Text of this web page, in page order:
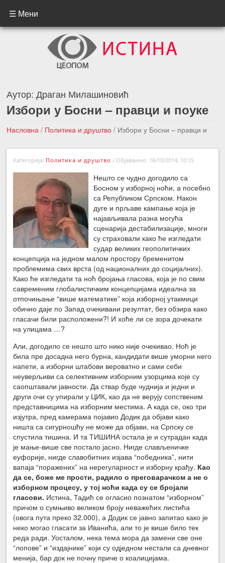
☰ Мени
Аутор:Драган Милашиновић
Избори у Босни – правци и поуке
Насловна / Политика и друштво / Избори у Босни – правци и
поуке
←Претходна вест
Следећа вест →
Категорија: Политика и друштво / Објављено: 16/10/2014, 10:15
Нешто се чудно догодило са
Босном у изборној ноћи, а посебно
са Републиком Српском. Након
дуге и прљаве кампање која је
најављивала разна могућа
сценарија дестабилизације, многи
су страховали како ће изгледати
судар великих геополитичких
концепција на једном малом простору бременитом
проблемима свих врста (од националних до социјалних).
Како ће изгледати та ноћ бројања гласова, која је по свим
савременим глобалистичким концепцијама идеална за
отпочињање “више математике” која изборној утакмици
обично даје по Запад очекивани резултат, без обзира како
гласачи били расположени?! И хоће ли се зора дочекати
на улицама …?
Али, догодило се нешто што нико није очекивао. Ноћ је
била пре досадна него бурна, кандидати више уморни него
напети, а изборни штабови вероватно и сами себи
неуверљиви са селективним изборним узорцима које су
саопштавали јавности. Да ствар буде чуднија и једни и
други очи су упирали у ЦИК, као да не верују сопственим
представницима на изборним местима. А када се, око три
изјутра, пред камерама појавио Додик да објави како
ништа са сигурношћу не може да објави, на Српску се
спустила тишина. И та ТИШИНА остала је и сутрадан када
је мање-више све постало јасно. Нигде слављеничке
еуфорије, нигде славобитних изјава “победника”, нити
вапаја “поражених” на нерегуларност и изборну крађу. Као
да се, боже ме прости, радило о преговарачком а не о
изборном процесу, у тој ноћи када су се бројали
гласови. Истина, Тадић се огласио познатом “изборном”
причом о сумњиво великом броју неважећих листића
(овога пута преко 32.000), а Додик се јавно запитао како је
неко могао гласати за Иванића, али то је више било тек
реда ради. Уосталом, нека тема мора да замени све оне
“лопове” и “издајнике” који су одједном нестали са дневног
менија, бар док не почну приче о коалицијама.